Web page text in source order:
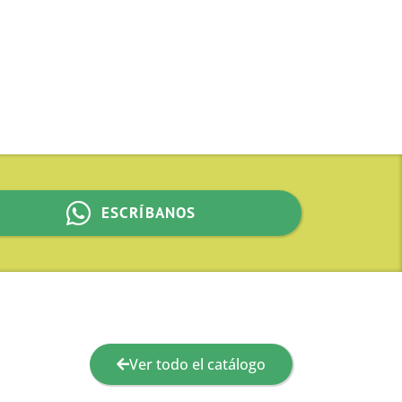
ESCRÍBANOS
Ver todo el catálogo